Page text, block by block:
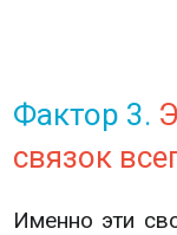
Фактор 3.
связок
Именно эти